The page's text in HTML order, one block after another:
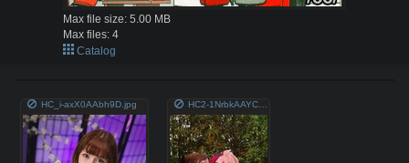
Max file size: 5.00 MB
Max files: 4
Catalog
HC_i-axX0AAbh9D.jpg HC2-1NrbkAAYCuw.jpg